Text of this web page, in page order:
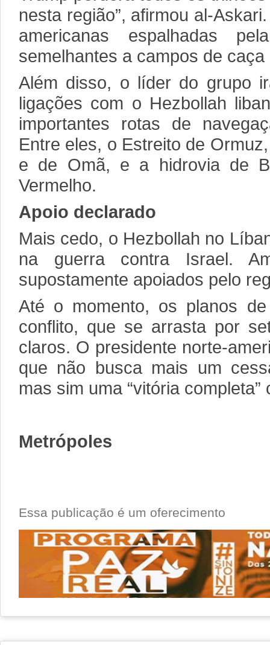
nesta região”, afirmou al-
americanas espalhadas
semelhantes a campos de caça
Além disso, o líder do grupo
ligações com o Hezbollah
importantes rotas de
Entre eles, o Estreito de
e de Omã, e a hidrovia de
Vermelho.
Apoio declarado
Mais cedo, o Hezbollah no
na guerra contra Israel.
supostamente apoiados pelo
Até o momento, os planos
conflito, que se arrasta por
claros. O presidente norte-
que não busca mais um
mas sim uma “vitória completa”
Metrópoles
Essa publicação é um oferecimento